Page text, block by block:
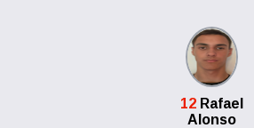
12 Rafael
Alonso